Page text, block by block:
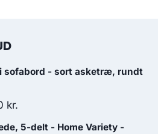
sofabord - sort asketræ, rundt
kr.
5-delt - Home Variety -